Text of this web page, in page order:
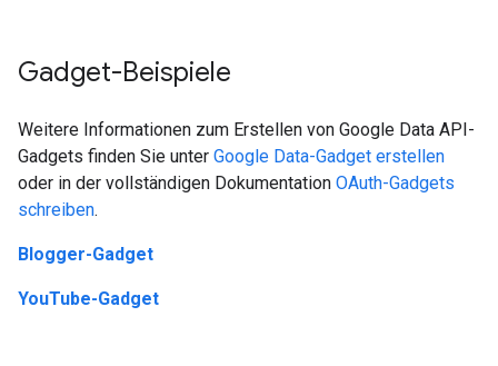
Gadget-Beispiele
Weitere Informationen zum Erstellen von Google Data API-
Gadgets finden Sie unter Google Data-Gadget erstellen
oder in der vollständigen Dokumentation OAuth-Gadgets
schreiben.
Blogger-Gadget
YouTube-Gadget